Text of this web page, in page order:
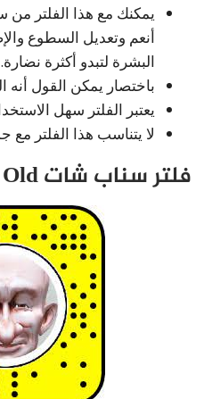
يمكنك مع هذا الفلتر
أنعم وتعديل السطوع
البشرة لتبدو أكثرة نضارة.
باختصار يمكن القول أنه
يعتبر الفلتر سهل
لا يتناسب هذا الفلتر مع
فلتر سناب شات Old